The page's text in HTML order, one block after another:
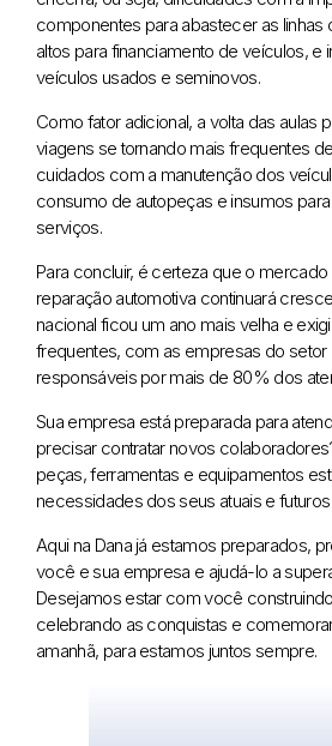
componentes para abastecer as linhas
altos para financiamento de veículos,
veículos usados e seminovos.
Como fator adicional, a volta das aulas
viagens se tornando mais frequentes
cuidados com a manutenção dos
consumo de autopeças e insumos
serviços.
Para concluir, é certeza que o
reparação automotiva continuará
nacional ficou um ano mais velha e
frequentes, com as empresas do
responsáveis por mais de 80% dos
Sua empresa está preparada para
precisar contratar novos
peças, ferramentas e equipamentos
necessidades dos seus atuais e
Aqui na Dana já estamos preparados,
você e sua empresa e ajudá-lo a
Desejamos estar com você
celebrando as conquistas e
amanhã, para estamos juntos sempre.